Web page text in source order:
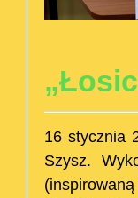
16 stycznia
Szysz.